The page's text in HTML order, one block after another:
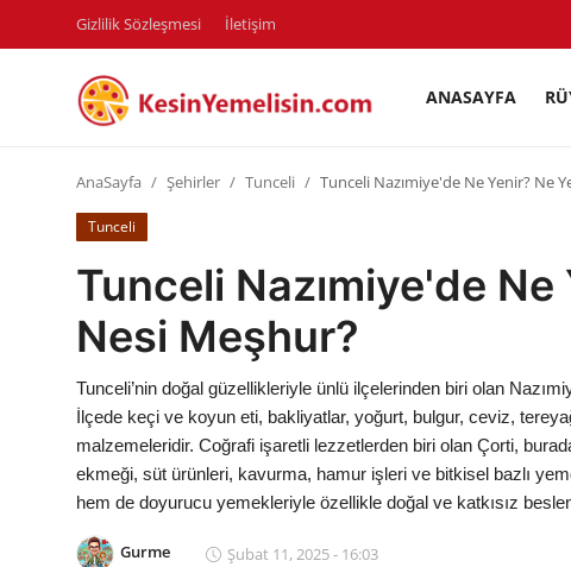
Gizlilik Sözleşmesi İletişim
ANASAYFA
Diyet & Sağlıklı Beslenme
Şehirler
Helal Gıda & Dini Hükümler
Gıda Güvenliği & Bilimi
AnaSayfa Şehirler Tunceli Tunceli Nazımiye'de Ne Yenir? Ne
Tunceli
Tunceli Nazımiye'de Ne
Nesi Meşhur?
Tunceli’nin doğal güzellikleriyle ünlü ilçelerinden biri olan
İlçede keçi ve koyun eti, bakliyatlar, yoğurt, bulgur, ceviz,
malzemeleridir. Coğrafi işaretli lezzetlerden biri olan Çorti,
ekmeği, süt ürünleri, kavurma, hamur işleri ve bitkisel bazlı
hem de doyurucu yemekleriyle özellikle doğal ve katkısız
Gurme Şubat 11, 2025 - 16:03